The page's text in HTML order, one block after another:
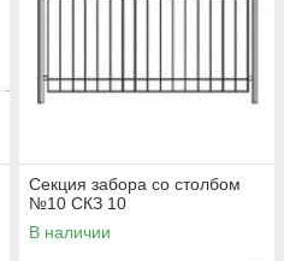
Секция забора со столбом
№10 СКЗ 10
В наличии